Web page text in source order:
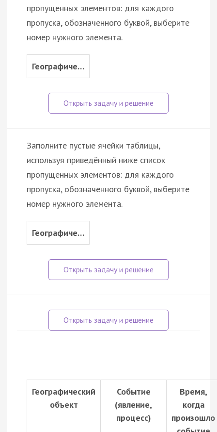
пропущенных элементов: для каждого
пропуска, обозначенного буквой, выберите
номер нужного элемента.
Географиче…
Заполните пустые ячейки таблицы,
используя приведённый ниже список
пропущенных элементов: для каждого
пропуска, обозначенного буквой, выберите
номер нужного элемента.
Географиче…
Географический
объект
Событие
(явление,
процесс)
Время,
когда
произошло